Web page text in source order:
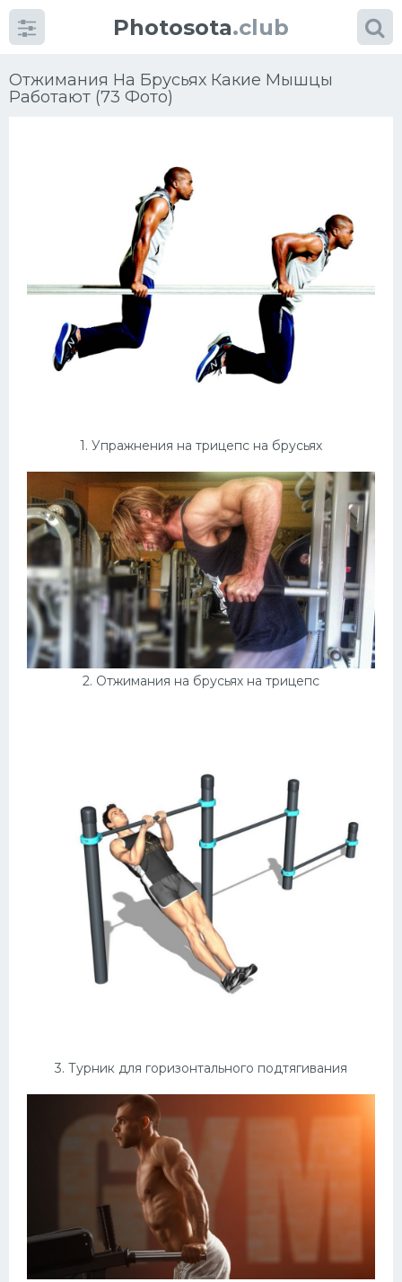
Photosota.club
Отжимания На Брусьях Какие Мышцы
Работают (73 Фото)
1. Упражнения на трицепс на брусьях
2. Отжимания на брусьях на трицепс
3. Турник для горизонтального подтягивания
КатегорииФото
Много картинок...
Баскетбол
Хоккей
Интерьеры квартир